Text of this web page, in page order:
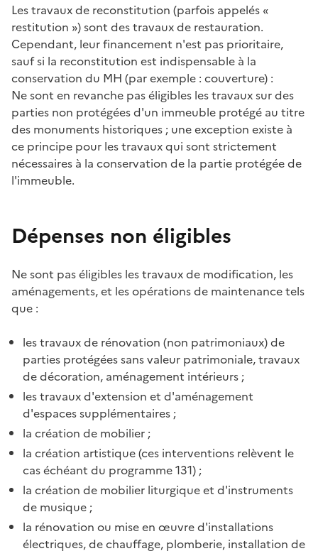
Les travaux de reconstitution (parfois appelés «
restitution ») sont des travaux de restauration.
Cependant, leur financement n'est pas prioritaire,
sauf si la reconstitution est indispensable à la
conservation du MH (par exemple : couverture) :
Ne sont en revanche pas éligibles les travaux sur des
parties non protégées d'un immeuble protégé au titre
des monuments historiques ; une exception existe à
ce principe pour les travaux qui sont strictement
nécessaires à la conservation de la partie protégée de
l'immeuble.
Dépenses non éligibles
Ne sont pas éligibles les travaux de modification, les
aménagements, et les opérations de maintenance tels
que :
les travaux de rénovation (non patrimoniaux) de
parties protégées sans valeur patrimoniale, travaux
de décoration, aménagement intérieurs ;
les travaux d'extension et d'aménagement
d'espaces supplémentaires ;
la création de mobilier ;
la création artistique (ces interventions relèvent le
cas échéant du programme 131) ;
la création de mobilier liturgique et d'instruments
de musique ;
la rénovation ou mise en œuvre d'installations
électriques, de chauffage, plomberie, installation de